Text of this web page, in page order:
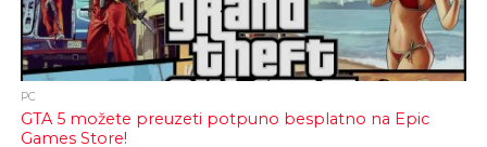
PC
GTA 5 možete preuzeti potpuno besplatno na Epic
Games Store!